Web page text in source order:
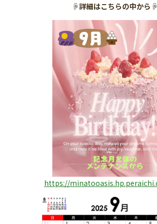
☟詳細はこちらの中から☟
https://